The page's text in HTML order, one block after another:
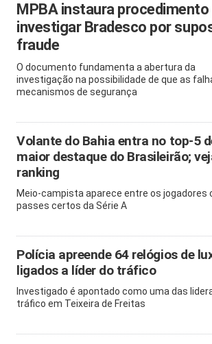
MPBA instaura procedimento
investigar Bradesco por
fraude
O documento fundamenta a abertura da
investigação na possibilidade de que as
mecanismos de segurança
Volante do Bahia entra no top-5
maior destaque do Brasileirão;
ranking
Meio-campista aparece entre os jogadores
passes certos da Série A
Polícia apreende 64 relógios de
ligados a líder do tráfico
Investigado é apontado como uma das
tráfico em Teixeira de Freitas